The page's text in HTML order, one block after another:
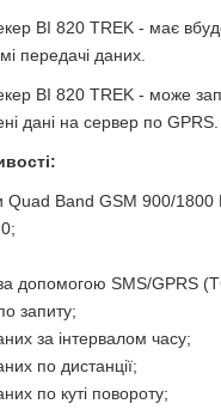
BI 820 TREK - має
передачі даних.
BI 820 TREK - може
дані на сервер по GPRS.
Quad Band GSM 900/
допомогою SMS/GPRS
запиту;
за інтервалом часу;
по дистанції;
по куті повороту;